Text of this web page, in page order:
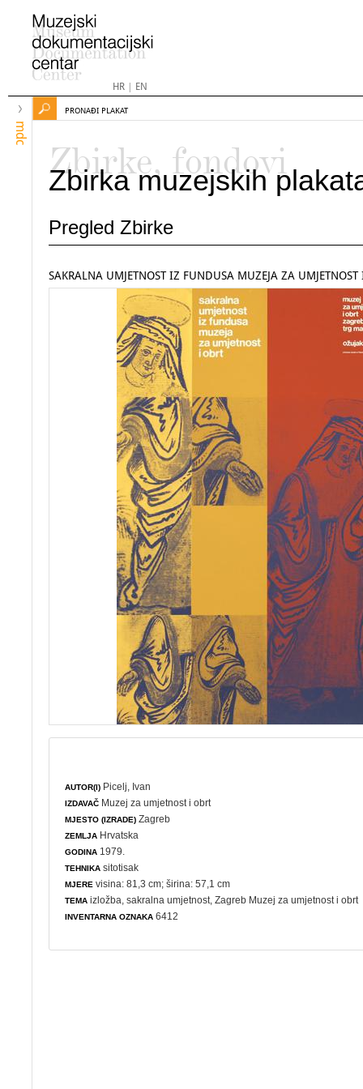
HR| EN
mdc
PRONAĐI PLAKAT
Zbirke, fondovi
Zbirka muzejskih
Pregled Zbirke
SAKRALNA UMJETNOST IZ FUNDUSA MUZEJA ZA UMJETNOST
AUTOR(I) Picelj, Ivan
IZDAVAČ Muzej za umjetnost i obrt
MJESTO (IZRADE) Zagreb
ZEMLJA Hrvatska
GODINA 1979.
TEHNIKA sitotisak
MJERE visina: 81,3 cm; širina: 57,1 cm
TEMA izložba ,sakralna umjetnost , Zagreb Muzej za umjetnost i obrt
INVENTARNA OZNAKA 6412